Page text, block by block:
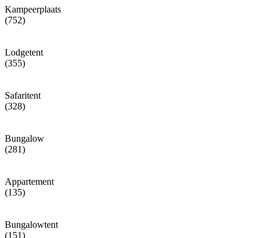
Kampeerplaats
(752)
Lodgetent
(355)
Safaritent
(328)
Bungalow
(281)
Appartement
(135)
Bungalowtent
(151)